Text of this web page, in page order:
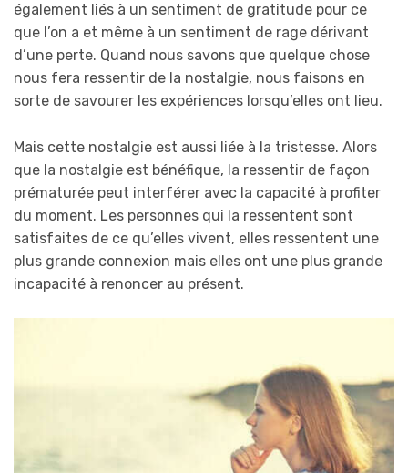
également liés à un sentiment de gratitude pour ce
que l’on a et même à un sentiment de rage dérivant
d’une perte. Quand nous savons que quelque chose
nous fera ressentir de la nostalgie, nous faisons en
sorte de savourer les expériences lorsqu’elles ont lieu.
Mais cette nostalgie est aussi liée à la tristesse. Alors
que la nostalgie est bénéfique, la ressentir de façon
prématurée peut interférer avec la capacité à profiter
du moment. Les personnes qui la ressentent sont
satisfaites de ce qu’elles vivent, elles ressentent une
plus grande connexion mais elles ont une plus grande
incapacité à renoncer au présent.